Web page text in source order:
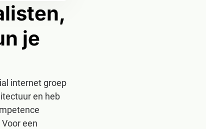
je
internet groep
en heb
een